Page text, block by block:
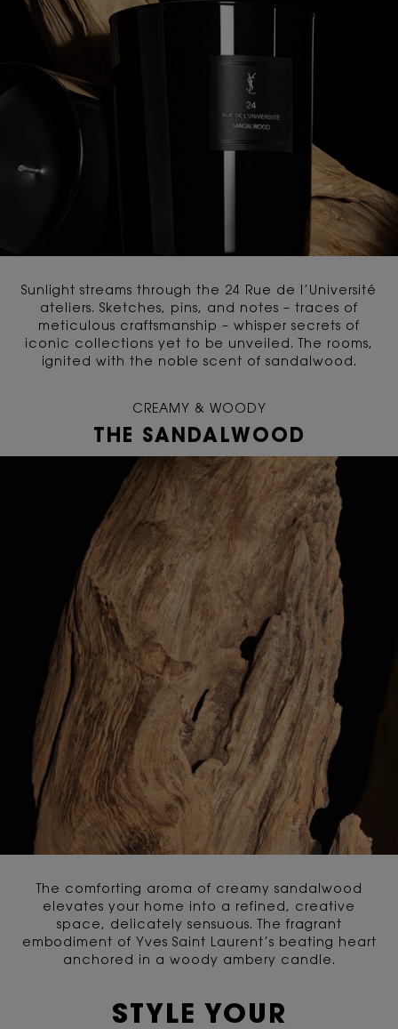
Sunlight streams through the 24 Rue de l’Université
ateliers. Sketches, pins, and notes – traces of
meticulous craftsmanship – whisper secrets of
iconic collections yet to be unveiled. The rooms,
ignited with the noble scent of sandalwood.
CREAMY & WOODY
THE SANDALWOOD
The comforting aroma of creamy sandalwood
elevates your home into a refined, creative
space, delicately sensuous. The fragrant
embodiment of Yves Saint Laurent’s beating heart
anchored in a woody ambery candle.
STYLE YOUR